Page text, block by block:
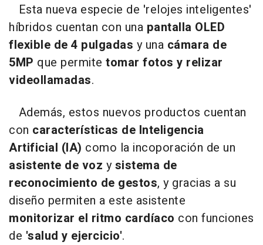
Esta nueva especie de 'relojes inteligentes'
híbridos cuentan con una pantalla OLED
flexible de 4 pulgadas y una cámara de
5MP que permite tomar fotos y relizar
videollamadas.
Además, estos nuevos productos cuentan
con características de Inteligencia
Artificial (IA) como la incoporación de un
asistente de voz ysistema de
reconocimiento de gestos, y gracias a su
diseño permiten a este asistente
monitorizar el ritmo cardíaco con funciones
de 'salud y ejercicio'.